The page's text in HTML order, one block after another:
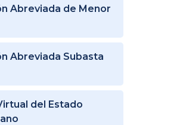
Abreviada de Menor
Abreviada Subasta
del Estado